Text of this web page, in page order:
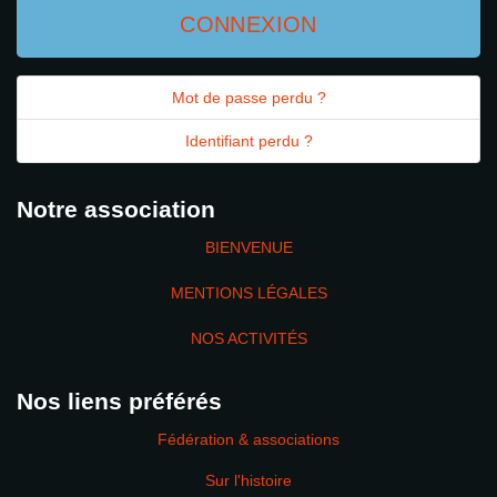
CONNEXION
Mot de passe perdu ?
Identifiant perdu ?
Notre association
BIENVENUE
MENTIONS LÉGALES
NOS ACTIVITÉS
Nos liens préférés
Fédération & associations
Sur l'histoire